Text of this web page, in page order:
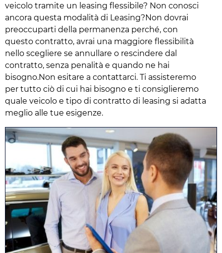
veicolo tramite un leasing flessibile? Non conosci
ancora questa modalità di Leasing?Non dovrai
preoccuparti della permanenza perché, con
questo contratto, avrai una maggiore flessibilità
nello scegliere se annullare o rescindere dal
contratto, senza penalità e quando ne hai
bisogno.Non esitare a contattarci. Ti assisteremo
per tutto ciò di cui hai bisogno e ti consiglieremo
quale veicolo e tipo di contratto di leasing si adatta
meglio alle tue esigenze.